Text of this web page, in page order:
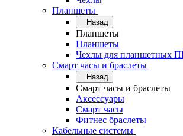
Планшеты
Назад
Планшеты
Планшеты
Чехлы для планшетных
Смарт часы и браслеты
Назад
Смарт часы и браслеты
Аксессуары
Смарт часы
Фитнес браслеты
Кабельные системы